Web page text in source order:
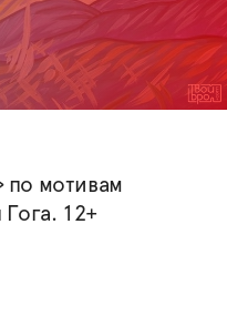
по мотивам
Гога. 12+